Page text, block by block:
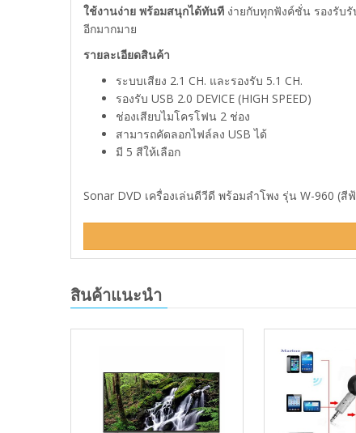
ใช้งานง่าย พร้อมสนุกได้ทันที ง่ายกับทุกฟังค์ชั่น รองรับ
อีกมากมาย
รายละเอียดสินค้า
ระบบเสียง 2.1 CH. และรองรับ 5.1 CH.
รองรับ USB 2.0 DEVICE (HIGH SPEED)
ช่องเสียบไมโครโฟน 2 ช่อง
สามารถคัดลอกไฟล์ลง USB ได้
มี 5 สีให้เลือก
Sonar DVD เครื่องเล่นดีวีดี พร้อมลำโพง รุ่น W-960
สินค้าแนะนำ